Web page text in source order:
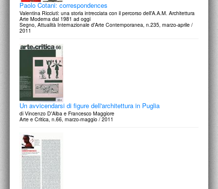
Paolo Cotani: correspondences
Valentina Ricciuti: una storia intrecciata con il percorso dell'A.A.M. Architettura
Arte Moderna dal 1981 ad oggi
Segno, Attualità Internazionale d'Arte Contemporanea, n.235, marzo-aprile /
2011
Un avvicendarsi di figure dell'architettura in Puglia
di Vincenzo D'Alba e Francesco Maggiore
Arte e Critica, n.66, marzo-maggio / 2011